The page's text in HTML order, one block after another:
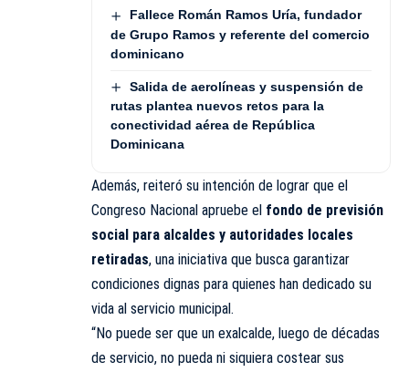
Fallece Román Ramos Uría, fundador
de Grupo Ramos y referente del comercio
dominicano
Salida de aerolíneas y suspensión de
rutas plantea nuevos retos para la
conectividad aérea de República
Dominicana
Además, reiteró su intención de lograr que el
Congreso Nacional apruebe el fondo de previsión
social para alcaldes y autoridades locales
retiradas, una iniciativa que busca garantizar
condiciones dignas para quienes han dedicado su
vida al servicio municipal.
“No puede ser que un exalcalde, luego de décadas
de servicio, no pueda ni siquiera costear sus